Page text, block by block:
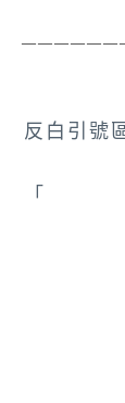
反白引號
「